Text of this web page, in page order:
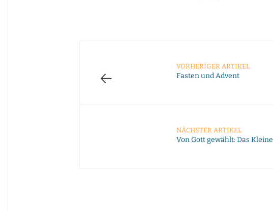
←
VORHERIGER ARTIKEL
Fasten und Advent
NÄCHSTER ARTIKEL
Von Gott gewählt: Das Kleine